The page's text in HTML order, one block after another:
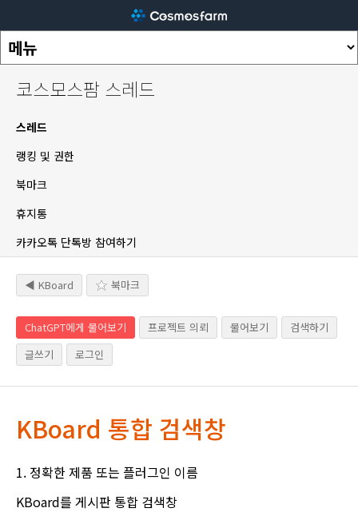
코스모스팜 스레드
스레드
랭킹 및 권한
북마크
휴지통
카카오톡 단톡방 참여하기
◀ KBoard 북마크
ChatGPT에게 물어보기 프로젝트 의뢰 물어보기
검색하기
글쓰기
로그인
KBoard 통합 검색창
1. 정확한 제품 또는 플러그인 이름
KBoard를 게시판 통합 검색창